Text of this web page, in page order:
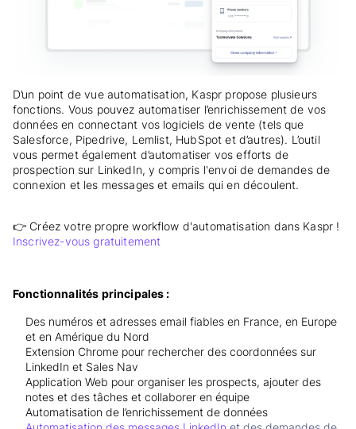
D’un point de vue automatisation, Kaspr propose plusieurs
fonctions. Vous pouvez automatiser l’enrichissement de vos
données en connectant vos logiciels de vente (tels que
Salesforce, Pipedrive, Lemlist, HubSpot et d’autres). L’outil
vous permet également d’automatiser vos efforts de
prospection sur LinkedIn, y compris l'envoi de demandes de
connexion et les messages et emails qui en découlent.
👉 Créez votre propre workflow d'automatisation dans Kaspr !
Inscrivez-vous gratuitement
Fonctionnalités principales :
Des numéros et adresses email fiables en France, en Europe
et en Amérique du Nord
Extension Chrome pour rechercher des coordonnées sur
LinkedIn et Sales Nav
Application Web pour organiser les prospects, ajouter des
notes et des tâches et collaborer en équipe
Automatisation de l’enrichissement de données